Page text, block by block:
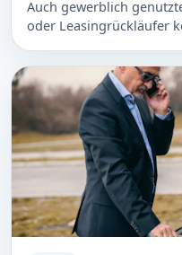
Auch gewerblich
oder Leasingrückläufer